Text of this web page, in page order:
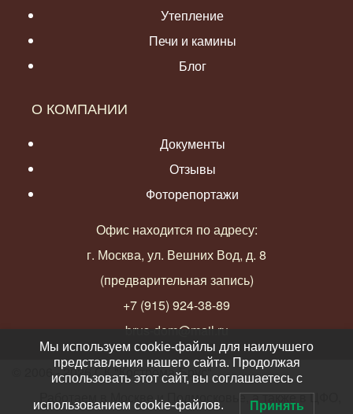
Утепление
Печи и камины
Блог
О КОМПАНИИ
Документы
Отзывы
Фоторепортажи
Офис находится по адресу:
г. Москва, ул. Вешних Вод, д. 8
(предварительная запись)
+7 (915) 924-38-89
brus-dom@mail.ru
© 2006 - 2026 СК "Кострома-Брус"
Работаем в Москве и Подмосковье, а также в ЦФО,
Мы используем cookie-файлы для наилучшего
представления нашего сайта. Продолжая
использовать этот сайт, вы соглашаетесь с
использованием cookie-файлов. Принять